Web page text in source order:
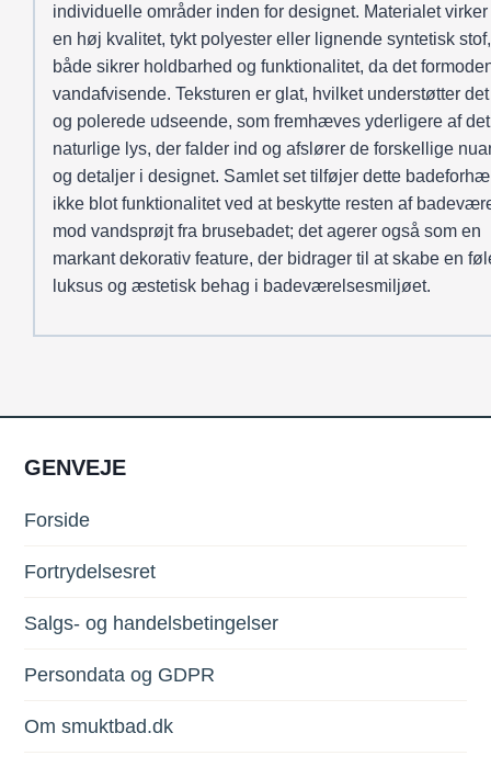
individuelle områder inden for designet. Materialet virker
en høj kvalitet, tykt polyester eller lignende syntetisk
både sikrer holdbarhed og funktionalitet, da det
vandafvisende. Teksturen er glat, hvilket understøtter
og polerede udseende, som fremhæves yderligere af det
naturlige lys, der falder ind og afslører de forskellige
og detaljer i designet. Samlet set tilføjer dette
ikke blot funktionalitet ved at beskytte resten af
mod vandsprøjt fra brusebadet; det agerer også som en
markant dekorativ feature, der bidrager til at skabe en
luksus og æstetisk behag i badeværelsesmiljøet.
GENVEJE
Forside
Fortrydelsesret
Salgs- og handelsbetingelser
Persondata og GDPR
Om smuktbad.dk